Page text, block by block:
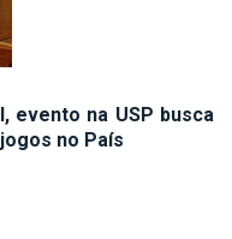
evento na USP busca
no País